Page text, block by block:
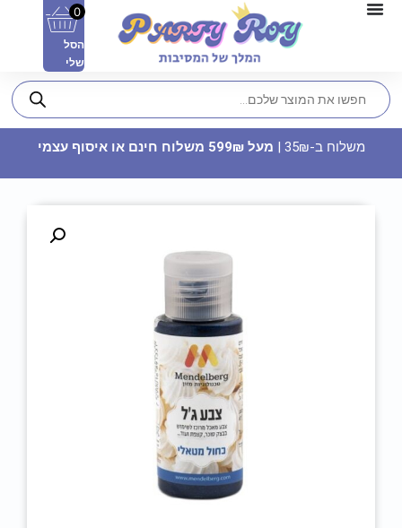
קופסאות פופקורן וחטיפים - צבי
+
ADD
0
הסל
שלי
משלוח ב-35₪ | מעל 599₪ משלוח חינם או איסוף עצמי